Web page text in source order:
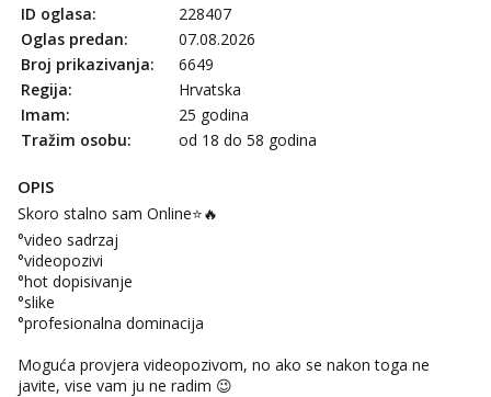
Ivančica
Čekam tvoj poziv!
064/677-677- Kod: #108
tel:0,93€ - mob:1,12€ min
Tel:064/677-677
Tel:064/677-677
ID oglasa:
228407
Oglas predan:
07.08.2026
Broj prikazivanja:
6649
Regija:
Hrvatska
Imam:
25 godina
Tražim osobu:
od 18 do 58 godina
OPIS
Skoro stalno sam Online⭐🔥
°video sadrzaj
°videopozivi
°hot dopisivanje
°slike
°profesionalna dominacija
Moguća provjera videopozivom, no ako se nakon toga ne
javite, vise vam ju ne radim 😉